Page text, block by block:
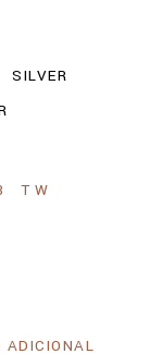
SILVER
TW
ADICIONAL